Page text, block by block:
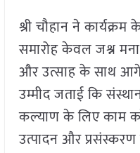
श्री चौहान ने
समारोह केवल जश्न
और उत्साह के साथ
उम्मीद जताई कि
कल्याण के लिए काम
उत्पादन और प्रसंस्करण